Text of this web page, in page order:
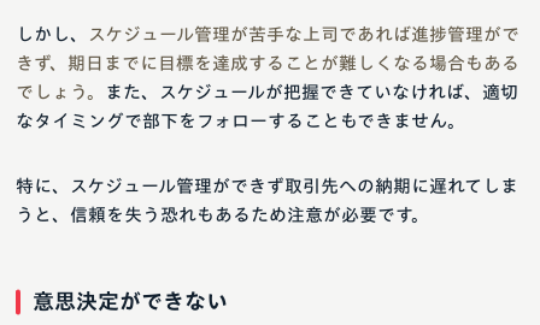
しかし、
スケジュール管理が苦手な上司であれば進捗管理がで
きず、期日までに目標を達成することが難しくなる場合もある
でしょう。
また、スケジュールが把握できていなければ、適切
なタイミングで部下をフォローすることもできません。
特に、スケジュール管理ができず取引先への納期に遅れてしま
うと、信頼を失う恐れもあるため注意が必要です。
意思決定ができない